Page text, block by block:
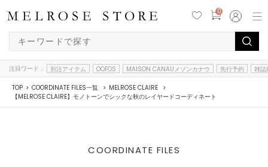
0
注目ワード： 別注アイテム OOFOS MAISON CANAUメゾンカナウ 先行予約 雑誌
TOP COORDINATE FILES一覧
MELROSE CLAIRE
【MELROSE CLAIRE】モノトーンでシックな秋のレイヤードコーディネート
COORDINATE FILES